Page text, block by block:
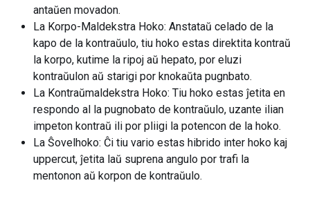
antaŭen movadon.
La Korpo-Maldekstra Hoko: Anstataŭ celado de la
kapo de la kontraŭulo, tiu hoko estas direktita kontraŭ
la korpo, kutime la ripoj aŭ hepato, por eluzi
kontraŭulon aŭ starigi por knokaŭta pugnbato.
La Kontraŭmaldekstra Hoko: Tiu hoko estas ĵetita en
respondo al la pugnobato de kontraŭulo, uzante ilian
impeton kontraŭ ili por pliigi la potencon de la hoko.
La Ŝovelhoko: Ĉi tiu vario estas hibrido inter hoko kaj
uppercut, ĵetita laŭ suprena angulo por trafi la
mentonon aŭ korpon de kontraŭulo.